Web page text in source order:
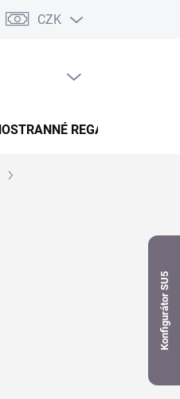
CZK
REGÁLY
Konfigurátor SU5